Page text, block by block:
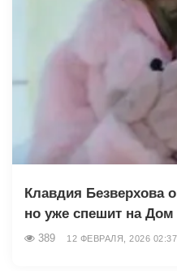
Клавдия Безверхова
но уже спешит на Дом
389 12 ФЕВРАЛЯ, 2026 02:37